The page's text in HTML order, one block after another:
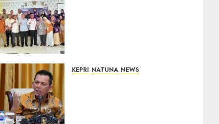
KEPRI NATUNA NEWS